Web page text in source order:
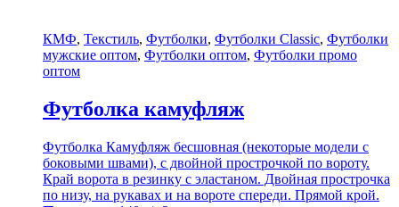
КМФ, Текстиль, Футболки, Футболки Classic, Футболки
мужские оптом, Футболки оптом, Футболки промо
оптом
Футболка камуфляж
Футболка Камуфляж бесшовная (некоторые модели с
боковыми швами), с двойной прострочкой по вороту.
Край ворота в резинку с эластаном. Двойная прострочка
по низу, на рукавах и на вороте спереди. Прямой крой.